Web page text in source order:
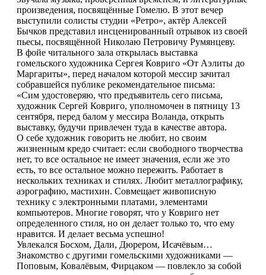
произведения, посвящённые Гомелю. В этот вечер
выступили солисты студии «Ретро», актёр Алексей
Бычков представил инсценированный отрывок из своей
пьесы, посвящённой Николаю Петровичу Румянцеву.
В фойе читального зала открылась выставка
гомельского художника Сергея Ковриго «От Аэлиты до
Маргариты», перед началом которой мессир зачитал
собравшейся публике рекомендательное письма:
«Сим удостоверяю, что предъявитель сего письма,
художник Сергей Ковриго, уполномочен в пятницу 13
сентября, перед балом у мессира Воланда, открыть
выставку, будучи привлечен туда в качестве автора.
О себе художник говорить не любит, но своим
жизненным кредо считает: если свободного творчества
нет, то все остальное не имеет значения, если же это
есть, то все остальное можно пережить. Работает в
нескольких техниках и стилях. Любит металлографику,
аэрографию, мастихин. Совмещает живописную
технику с электронными платами, элементами
компьютеров. Многие говорят, что у Ковриго нет
определенного стиля, но он делает только то, что ему
нравится. И делает весьма успешно!
Увлекался Босхом, Дали, Дюрером, Исачёвым…
Знакомство с другими гомельскими художниками —
Поповым, Ковалёвым, Фирцаком — повлекло за собой